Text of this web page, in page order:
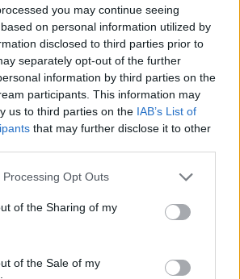
you may continue seeing
on personal information utilized by
disclosed to third parties prior to
separately opt-out of the further
information by third parties on the
participants. This information may
us to third parties on the IAB’s List of
that may further disclose it to other
website/app uses one or more Google
or usage behaviour. You may click to
to Google and its third-party tags to
specified purposes in below Google
Opt Outs
of the Sharing of my
of the Sale of my
creativo: ilfumetto
deformare e approfondire
tradirne l’essenza. Che si tratti di
di grottesco parodico o di
le riletture mantengono il
e invitano il lettore adulto a
con occhi nuovi.
Conforti
Conforti, 46enne torinese dal look